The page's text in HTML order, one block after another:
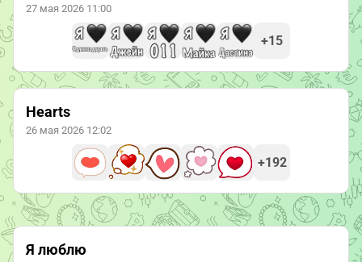
27 мая 2026 11:00
+15
Hearts
26 мая 2026 12:02
+192
Я люблю